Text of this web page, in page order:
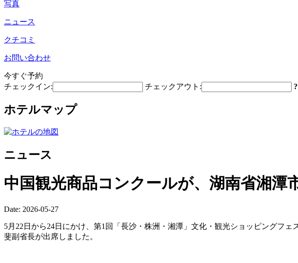
写真
ニュース
クチコミ
お問い合わせ
今すぐ予約
チェックイン:
チェックアウト: ?
ホテルマップ
ニュース
中国観光商品コンクールが、湖南省湘潭
Date: 2026-05-27
5月22日から24日にかけ、第1回「長沙・株洲・湘潭」文化・観光ショッピングフ
斐副省長が出席しました。